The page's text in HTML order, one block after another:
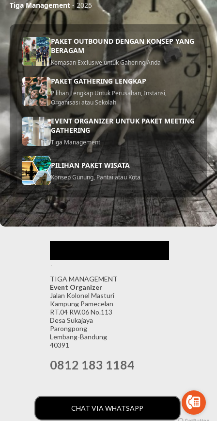
Tiga Management - 2025
PAKET OUTBOUND DENGAN KONSEP YANG
BERAGAM
Kemasan Exclusive untuk Gahering Anda
PAKET GATHERING LENGKAP
Pilihan Lengkap Untuk Perusahan, Instansi,
Organisasi atau Sekolah
EVENT ORGANIZER UNTUK PAKET MEETING
GATHERING
Tiga Management
PILIHAN PAKET WISATA
Konsep Gunung, Pantai atau Kota
CHAT VIA WHATSAPP
TIGA MANAGEMENT
Event Organizer
Jalan Kolonel Masturi
Kampung Pamecelan
RT.04 RW.06 No.113
Desa Sukajaya
Parongpong
Lembang-Bandung
40391
0812 183 1184
Diberdayakan oleh Blogger